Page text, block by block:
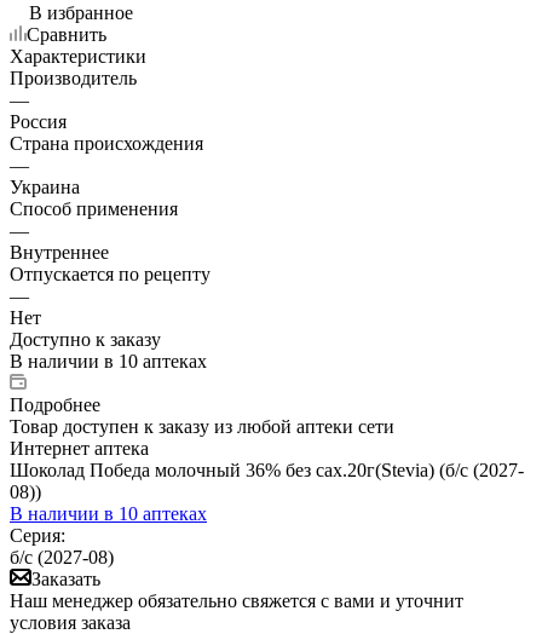
В избранное
Сравнить
Характеристики
Производитель
—
Россия
Страна происхождения
—
Украина
Способ применения
—
Внутреннее
Отпускается по рецепту
—
Нет
Доступно к заказу
В наличии в 10 аптеках
Подробнее
Товар доступен к заказу из любой аптеки сети
Интернет аптека
Шоколад Победа молочный 36% без сах.20г(Stevia) (б/с (2027-
08))
В наличии в 10 аптеках
Серия:
б/с (2027-08)
Заказать
Наш менеджер обязательно свяжется с вами и уточнит
условия заказа